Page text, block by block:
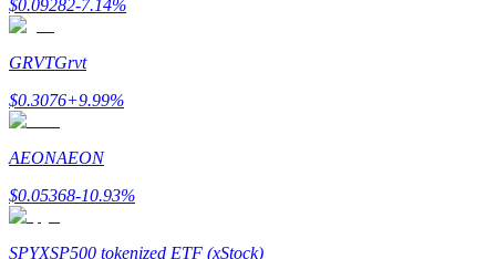
$0.09282-7.14%
GRVTGrvt
$0.3076+9.99%
AEONAEON
$0.05368-10.93%
SPYXSP500 tokenized ETF (xStock)